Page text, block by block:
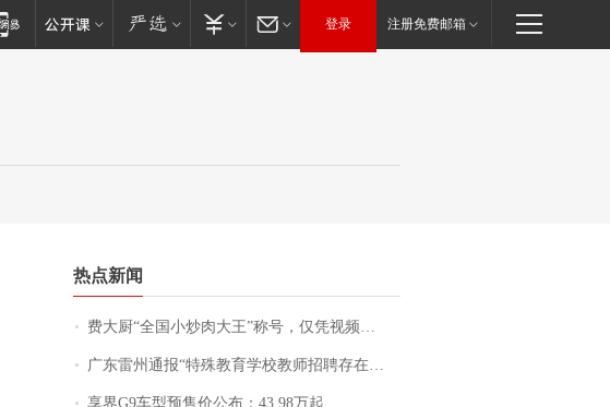
登录 注册免费邮箱
热点新闻
费大厨“全国小炒肉大王”称号，仅凭视频评出？中国烹饪协会回应
广东雷州通报“特殊教育学校教师招聘存在违规行为”：已启动问责程序 副校长被停职
享界G9车型预售价公布：43.98万起